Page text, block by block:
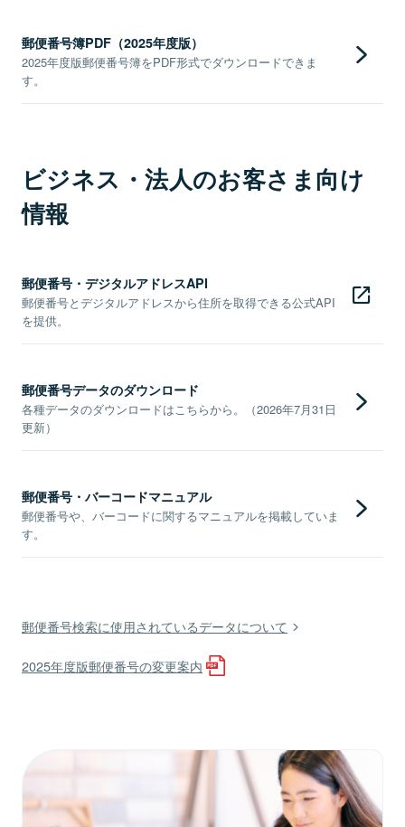
郵便番号簿PDF（2025年度版）
2025年度版郵便番号簿をPDF形式でダウンロードできま
す。
ビジネス・法人のお客さま向け
情報
郵便番号・デジタルアドレスAPI
郵便番号とデジタルアドレスから住所を取得できる公式API
を提供。
郵便番号データのダウンロード
各種データのダウンロードはこちらから。（2026年7月31日
更新）
郵便番号・バーコードマニュアル
郵便番号や、バーコードに関するマニュアルを掲載していま
す。
郵便番号検索に使用されているデータについて
2025年度版郵便番号の変更案内